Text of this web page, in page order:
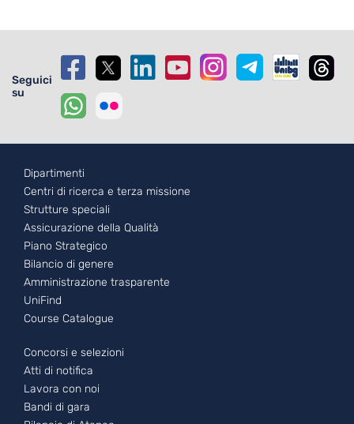
Seguici
su
Footer - 1
Dipartimenti
Centri di ricerca e terza missione
Strutture speciali
Assicurazione della Qualità
Piano Strategico
Bilancio di genere
Amministrazione trasparente
UniFind
Course Catalogue
Footer - 2
Concorsi e selezioni
Atti di notifica
Lavora con noi
Bandi di gara